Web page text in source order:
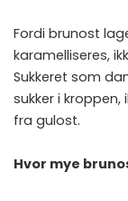
Fordi brunost
karamelliseres,
Sukkeret som
sukker i
fra gulost.
Hvor mye